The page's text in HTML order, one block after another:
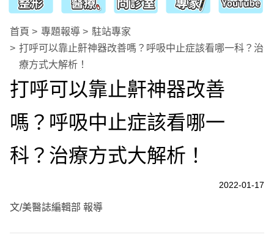
首頁 專題報導
駐站專家
打呼可以靠止鼾神器改善嗎？呼吸中止症該看哪一科？治
療方式大解析！
打呼可以靠止鼾神器改善
嗎？呼吸中止症該看哪一
科？治療方式大解析！
2022-01-17
文/美醫誌編輯部 報導